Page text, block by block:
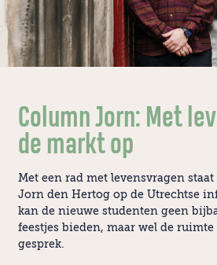
Column Jorn: Met
de markt op
Met een rad met levensvragen
Jorn den Hertog op de Utrechtse
kan de nieuwe studenten geen
feestjes bieden, maar wel de
gesprek.